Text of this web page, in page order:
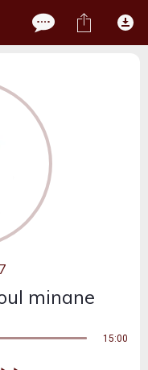
minane
15:00